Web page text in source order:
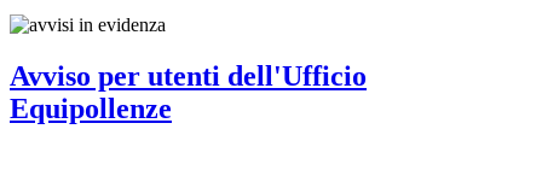
Avviso per utenti dell'Ufficio
Equipollenze